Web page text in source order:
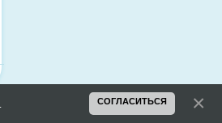
СОГЛАСИТЬСЯ